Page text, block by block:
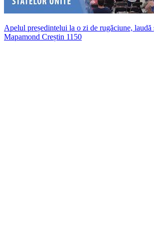
Apelul președintelui la o zi de rugăciune, laudă
Mapamond Creștin 1150